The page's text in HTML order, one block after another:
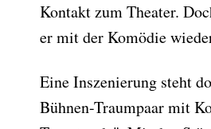
Kontakt zum Theater.
er mit der Komödie
Eine Inszenierung steht
Bühnen-Traumpaar mit